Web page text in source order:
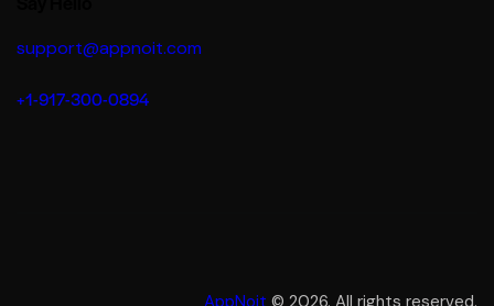
support@appnoit.com
+1-917-300-0894